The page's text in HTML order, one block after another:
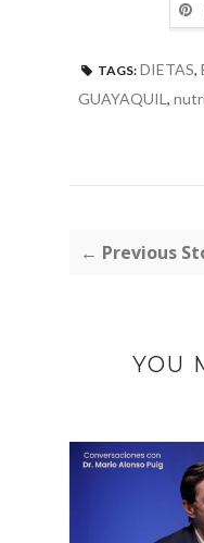
TAGS: DIETAS,
GUAYAQUIL ,
← Previous
YOU